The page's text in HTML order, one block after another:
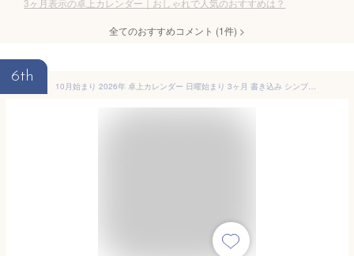
3ヶ月表示の卓上カレンダー｜おしゃれで人気のおすすめは？
全てのおすすめコメント (1件) >
6th
10月始まり 2026年 卓上カレンダー 日曜始まり 3ヶ月 書き込み シンプル クラフト ブラック おしゃれ オフィス 仕事 会社 ビジネス 片面16枚 TM-1000 2025-2027 新生活